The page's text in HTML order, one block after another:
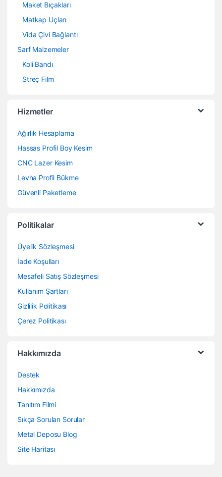
Maket Bıçakları
Matkap Uçları
Vida Çivi Bağlantı
Sarf Malzemeler
Koli Bandı
Streç Film
Hizmetler
Ağırlık Hesaplama
Hassas Profil Boy Kesim
CNC Lazer Kesim
Levha Profil Bükme
Güvenli Paketleme
Politikalar
Üyelik Sözleşmesi
İade Koşulları
Mesafeli Satış Sözleşmesi
Kullanım Şartları
Gizlilik Politikası
Çerez Politikası
Hakkımızda
Destek
Hakkımızda
Tanıtım Filmi
Sıkça Sorulan Sorular
Metal Deposu Blog
Site Haritası